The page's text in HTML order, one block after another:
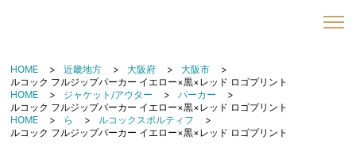
HOME 近畿地方 大阪府
大阪市
ルコック フルジップパーカー イエロー×黒×レッド ロゴプリント
HOME
ジャケット/アウター
パーカー
ルコック フルジップパーカー イエロー×黒×レッド ロゴプリント
HOME
ら
ルコックスポルティフ
ルコック フルジップパーカー イエロー×黒×レッド ロゴプリント